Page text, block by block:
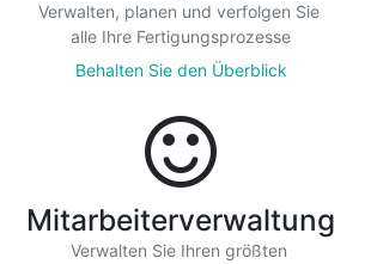
Verwalten, planen und verfolgen Sie
alle Ihre Fertigungsprozesse
Behalten Sie den Überblick
Mitarbeiterverwaltung
Verwalten Sie Ihren größten